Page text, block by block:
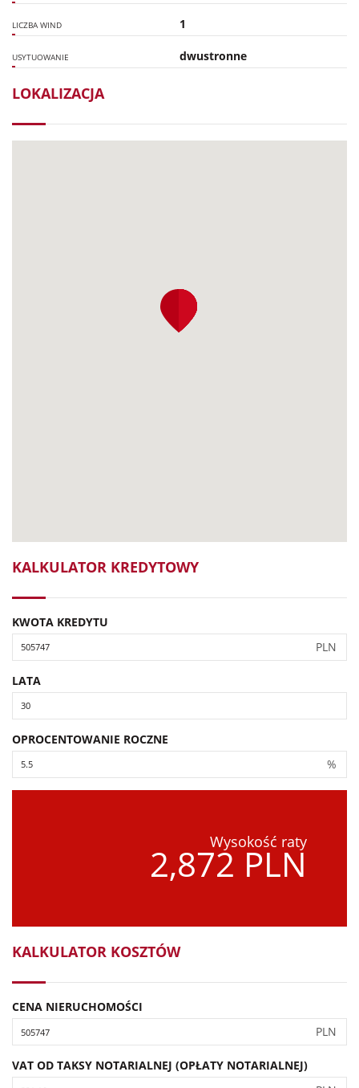
LICZBA WIND 1
USYTUOWANIE dwustronne
LOKALIZACJA
KALKULATOR KREDYTOWY
KWOTA KREDYTU
PLN
LATA
OPROCENTOWANIE ROCZNE
%
Wysokość raty
2,872 PLN
KALKULATOR KOSZTÓW
CENA NIERUCHOMOŚCI
PLN
VAT OD TAKSY NOTARIALNEJ (OPŁATY NOTARIALNEJ)